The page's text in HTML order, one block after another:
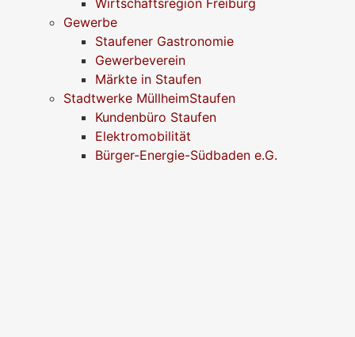
Gewerbe
Staufener Gastronomie
Gewerbeverein
Märkte in Staufen
Stadtwerke MüllheimStaufen
Kundenbüro Staufen
Elektromobilität
Bürger-Energie-Südbaden e.G.